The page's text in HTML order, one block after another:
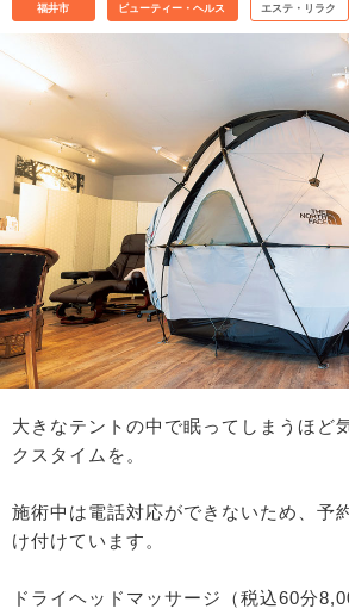
福井市 ビューティー・ヘルス エステ・リラク
大きなテントの中で眠ってしまうほど
クスタイムを。
施術中は電話対応ができないため、予
け付けています。
ドライヘッドマッサージ（税込60分